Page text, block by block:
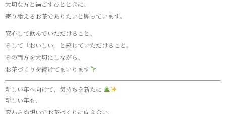
大切な方と過ごすひとときに、
寄り添えるお茶でありたいと願っています。
安心して飲んでいただけること、
そして「おいしい」と感じていただけること。
その両方を大切にしながら、
お茶づくりを続けてまいります
新しい年へ向けて、気持ちを新たに
新しい年も、
変わらぬ想いでお茶づくりに向き合い、